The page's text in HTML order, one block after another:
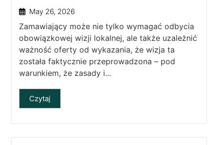
May 26, 2026
Zamawiający może nie tylko wymagać odbycia
obowiązkowej wizji lokalnej, ale także uzależnić
ważność oferty od wykazania, że wizja ta
została faktycznie przeprowadzona – pod
warunkiem, że zasady i...
Czytaj